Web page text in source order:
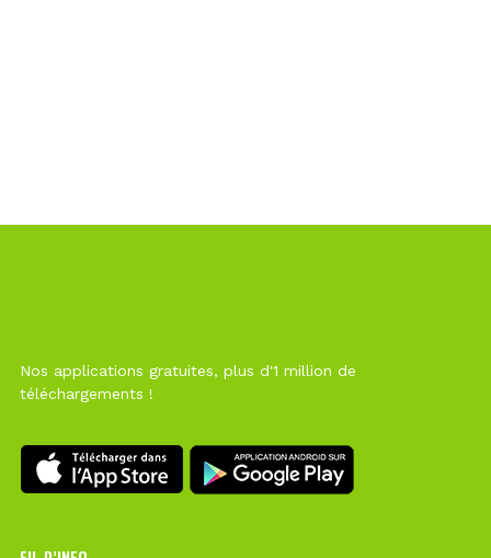
Nos applications gratuites, plus d'1 million de
téléchargements !